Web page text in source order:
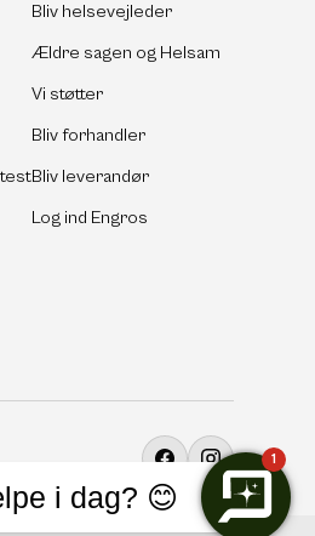
Bliv helsevejleder
Ældre sagen og Helsam
Vi støtter
Bliv forhandler
Bliv leverandør
Log ind Engros
FacebookInstagram
1
i dag? 😊